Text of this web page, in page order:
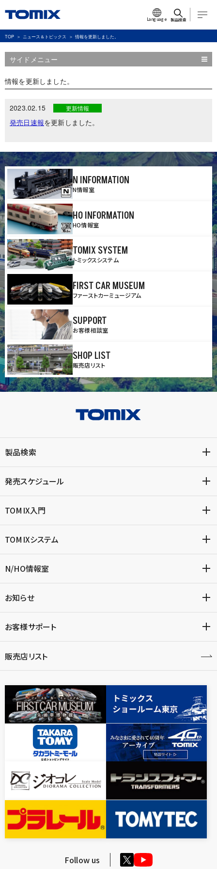
Language 製品検索
TOP ニュース＆トピックス 情報を更新しました。
サイドメニュー
情報を更新しました。
2023.02.15 更新情報
発売日速報を更新しました。
N INFORMATION
N情報室
HO INFORMATION
HO情報室
TOMIX SYSTEM
トミックスシステム
FIRST CAR MUSEUM
ファーストカーミュージアム
SUPPORT
お客様相談室
SHOP LIST
販売店リスト
製品検索
発売スケジュール
TOMIX入門
TOMIXシステム
N/HO情報室
お知らせ
お客様サポート
販売店リスト
Follow us